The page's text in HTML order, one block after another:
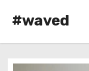
#waved